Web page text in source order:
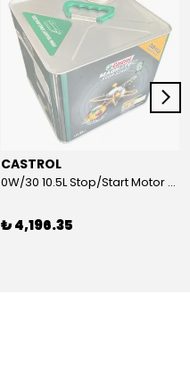
CASTROL
0W/30 10.5L Stop/Start Motor Yağı | CASTROL
₺ 4,196.35